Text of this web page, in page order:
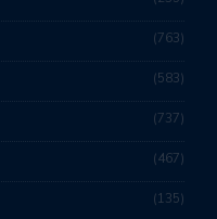
763
583
737
467
135